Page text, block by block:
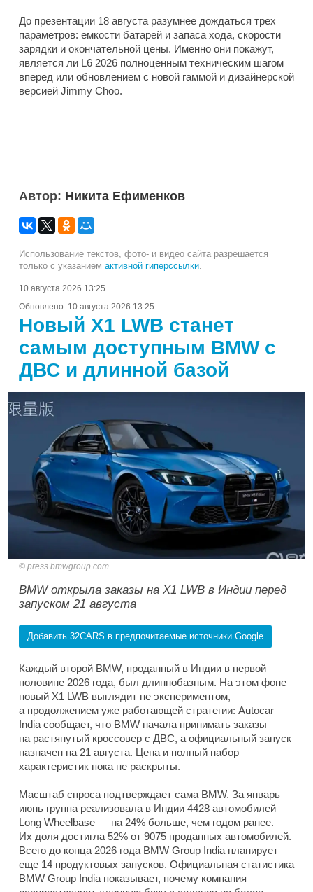
До презентации 18 августа разумнее дождаться трех
параметров: емкости батарей и запаса хода, скорости
зарядки и окончательной цены. Именно они покажут,
является ли L6 2026 полноценным техническим шагом
вперед или обновлением с новой гаммой и дизайнерской
версией Jimmy Choo.
Автор: Никита Ефименков
Использование текстов, фото- и видео сайта разрешается
только с указанием активной гиперссылки.
10 августа 2026 13:25
Обновлено: 10 августа 2026 13:25
Новый X1 LWB станет
самым доступным BMW с
ДВС и длинной базой
press.bmwgroup.com
BMW открыла заказы на X1 LWB в Индии перед
запуском 21 августа
Добавить 32CARS в предпочитаемые источники Google
Каждый второй BMW, проданный в Индии в первой
половине 2026 года, был длиннобазным. На этом фоне
новый X1 LWB выглядит не экспериментом,
а продолжением уже работающей стратегии: Autocar
India сообщает, что BMW начала принимать заказы
на растянутый кроссовер с ДВС, а официальный запуск
назначен на 21 августа. Цена и полный набор
характеристик пока не раскрыты.
Масштаб спроса подтверждает сама BMW. За январь—
июнь группа реализовала в Индии 4428 автомобилей
Long Wheelbase — на 24% больше, чем годом ранее.
Их доля достигла 52% от 9075 проданных автомобилей.
Всего до конца 2026 года BMW Group India планирует
еще 14 продуктовых запусков. Официальная статистика
BMW Group India показывает, почему компания